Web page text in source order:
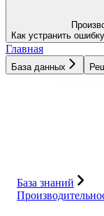
Как устранить
Главная
База данных
База знаний